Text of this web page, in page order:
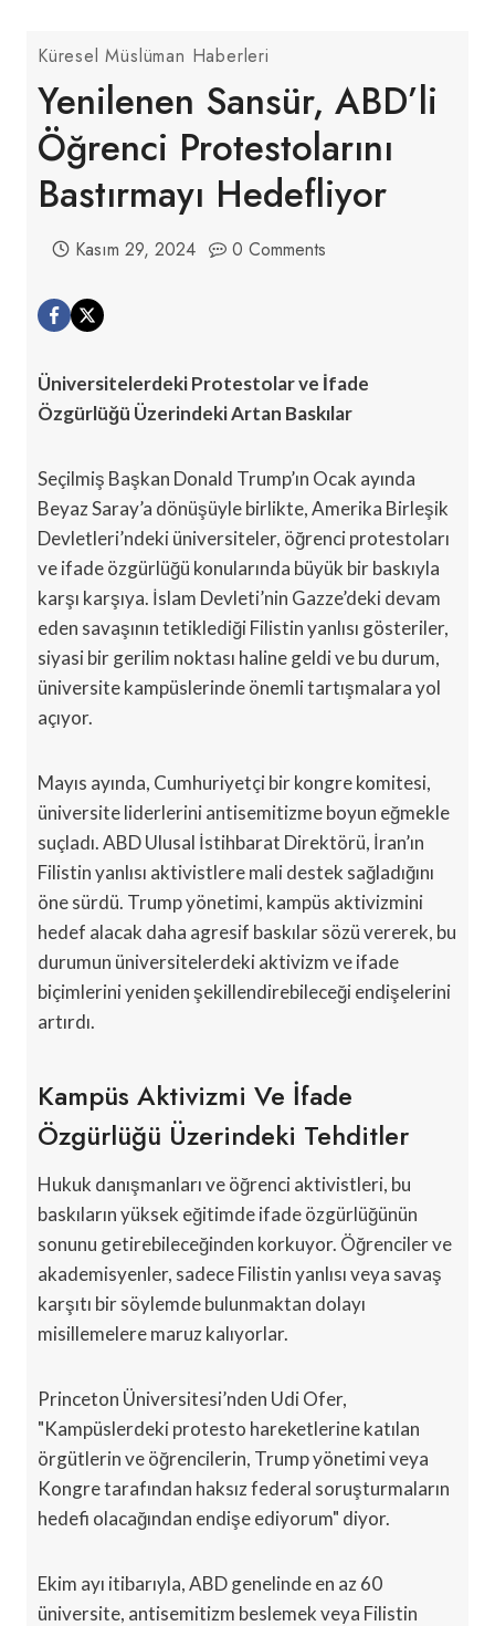
Küresel Müslüman Haberleri
Yenilenen Sansür, ABD’li
Öğrenci Protestolarını
Bastırmayı Hedefliyor
Kasım 29, 2024 0 Comments
Üniversitelerdeki Protestolar ve İfade
Özgürlüğü Üzerindeki Artan Baskılar
Seçilmiş Başkan Donald Trump’ın Ocak ayında
Beyaz Saray’a dönüşüyle birlikte, Amerika Birleşik
Devletleri’ndeki üniversiteler, öğrenci protestoları
ve ifade özgürlüğü konularında büyük bir baskıyla
karşı karşıya. İslam Devleti’nin Gazze’deki devam
eden savaşının tetiklediği Filistin yanlısı gösteriler,
siyasi bir gerilim noktası haline geldi ve bu durum,
üniversite kampüslerinde önemli tartışmalara yol
açıyor.
Mayıs ayında, Cumhuriyetçi bir kongre komitesi,
üniversite liderlerini antisemitizme boyun eğmekle
suçladı. ABD Ulusal İstihbarat Direktörü, İran’ın
Filistin yanlısı aktivistlere mali destek sağladığını
öne sürdü. Trump yönetimi, kampüs aktivizmini
hedef alacak daha agresif baskılar sözü vererek, bu
durumun üniversitelerdeki aktivizm ve ifade
biçimlerini yeniden şekillendirebileceği endişelerini
artırdı.
Kampüs Aktivizmi Ve İfade
Özgürlüğü Üzerindeki Tehditler
Hukuk danışmanları ve öğrenci aktivistleri, bu
baskıların yüksek eğitimde ifade özgürlüğünün
sonunu getirebileceğinden korkuyor. Öğrenciler ve
akademisyenler, sadece Filistin yanlısı veya savaş
karşıtı bir söylemde bulunmaktan dolayı
misillemelere maruz kalıyorlar.
Princeton Üniversitesi’nden Udi Ofer,
"Kampüslerdeki protesto hareketlerine katılan
örgütlerin ve öğrencilerin, Trump yönetimi veya
Kongre tarafından haksız federal soruşturmaların
hedefi olacağından endişe ediyorum" diyor.
Ekim ayı itibarıyla, ABD genelinde en az 60
üniversite, antisemitizm beslemek veya Filistin